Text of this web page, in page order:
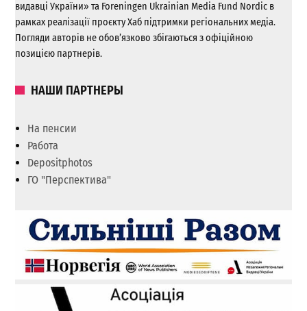
видавці України» та Foreningen Ukrainian Media Fund Nordic в
рамках реалізації проєкту Хаб підтримки регіональних медіа.
Погляди авторів не обов’язково збігаються з офіційною
позицією партнерів.
НАШИ ПАРТНЕРЫ
На пенсии
Работа
Depositphotos
ГО "Перспектива"